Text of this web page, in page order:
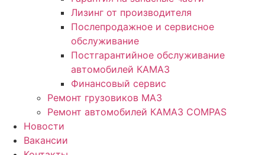
Лизинг от производителя
Послепродажное и сервисное
обслуживание
Постгарантийное обслуживание
автомобилей КАМАЗ
Финансовый сервис
Ремонт грузовиков МАЗ
Ремонт автомобилей КАМАЗ COMPAS
Новости
Вакансии